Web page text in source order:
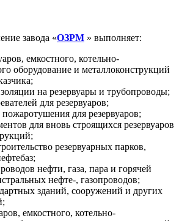
завода «ОЗРМ » выполняет:
емкостного, котельно-
оборудование и металлоконструкций
на резервуары и трубопроводы;
для резервуаров;
для резервуаров;
для вновь строящихся резервуаров
резервуарных парков,
нефти, газа, пара и горячей
нефте-, газопроводов;
зданий, сооружений и других
емкостного, котельно-